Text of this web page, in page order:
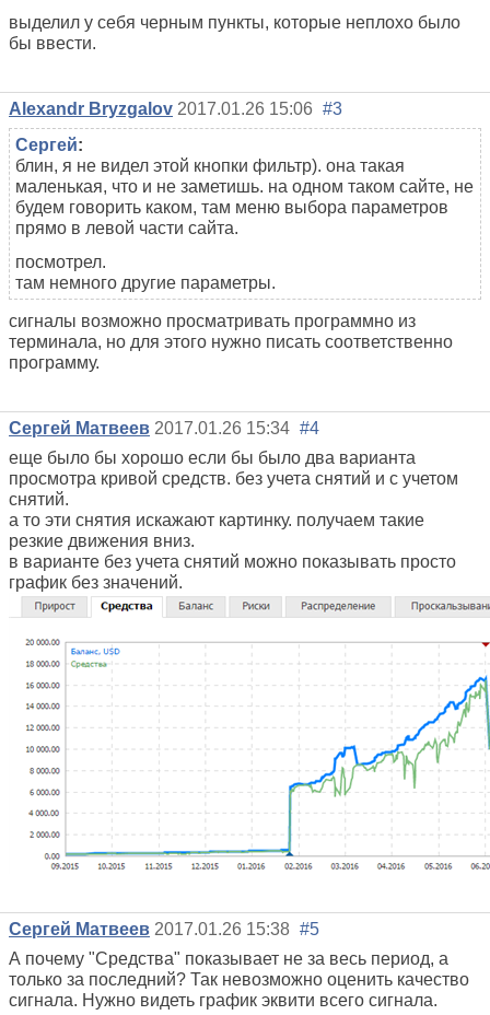
выделил у себя черным пункты, которые неплохо было
бы ввести.
Alexandr Bryzgalov 2017.01.26 15:06 #3
Сергей:
блин, я не видел этой кнопки фильтр). она такая
маленькая, что и не заметишь. на одном таком сайте, не
будем говорить каком, там меню выбора параметров
прямо в левой части сайта.
посмотрел.
там немного другие параметры.
сигналы возможно просматривать программно из
терминала, но для этого нужно писать соответственно
программу.
Сергей Матвеев 2017.01.26 15:34 #4
еще было бы хорошо если бы было два варианта
просмотра кривой средств. без учета снятий и с учетом
снятий.
а то эти снятия искажают картинку. получаем такие
резкие движения вниз.
в варианте без учета снятий можно показывать просто
график без значений.
Сергей Матвеев 2017.01.26 15:38 #5
А почему "Средства" показывает не за весь период, а
только за последний? Так невозможно оценить качество
сигнала. Нужно видеть график эквити всего сигнала.